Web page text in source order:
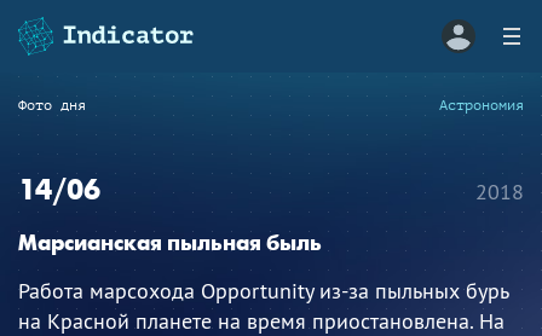
Фото дня Астрономия
14/06
Марсианская пыльная быль
Работа марсохода Opportunity из-за пыльных бурь
на Красной планете на время приостановлена. На
2018